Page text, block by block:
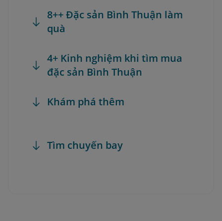
8++ Đặc sản Bình Thuận làm
quà
4+ Kinh nghiệm khi tìm mua
đặc sản Bình Thuận
Khám phá thêm
Tìm chuyến bay